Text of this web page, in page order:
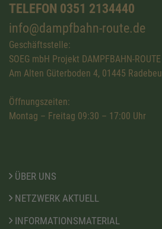
TELEFON 0351 2134440
info@dampfbahn-route.de
Geschäftsstelle:
SOEG mbH Projekt DAMPFBAHN-ROUTE
Am Alten Güterboden 4, 01445 Radebeul
Öffnungszeiten:
Montag – Freitag 09:30 – 17:00 Uhr
ÜBER UNS
NETZWERK AKTUELL
INFORMATIONSMATERIAL